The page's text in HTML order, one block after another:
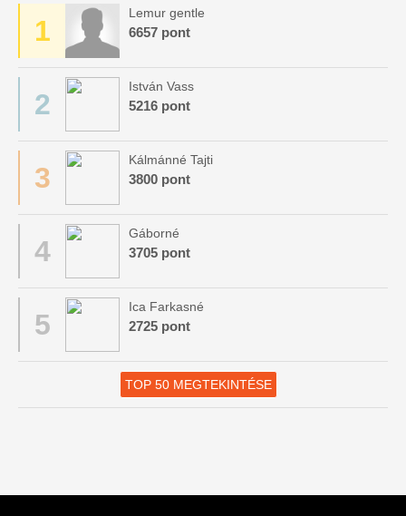
1
Lemur gentle
6657 pont
2
István Vass
5216 pont
3
Kálmánné Tajti
3800 pont
4
Gáborné
3705 pont
5
Ica Farkasné
2725 pont
TOP 50 MEGTEKINTÉSE